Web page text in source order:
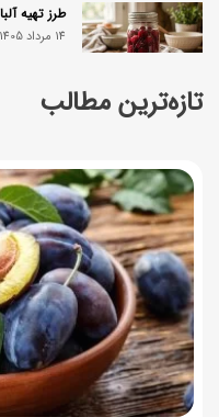
تازه‌ترین مطالب
طرز تهیه
14 مرداد 1405
طرز تهیه
۳۵ لیست غذاهای جدید و متفاوت؛ برای ناهار و مهمانی
14 مرداد 1405
طرز تهیه
13 مرداد 1405
طرز تهیه